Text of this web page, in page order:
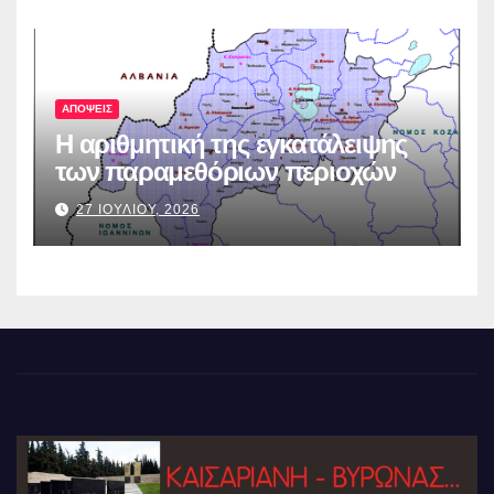
ΑΠΟΨΕΙΣ
Η αριθμητική της εγκατάλειψης
των παραμεθόριων περιοχών
27 ΙΟΥΛΙΟΥ, 2026